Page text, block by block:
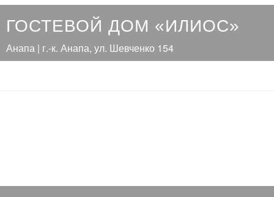
ГОСТЕВОЙ ДОМ «ИЛИОС»
Анапа | г.-к. Анапа, ул. Шевченко 154